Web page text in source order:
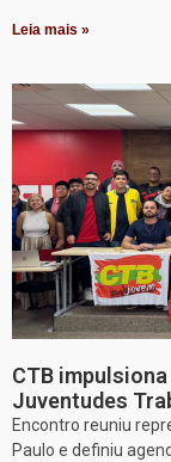
Leia mais »
CTB
Juventudes
Encontro reuniu
Paulo e definiu